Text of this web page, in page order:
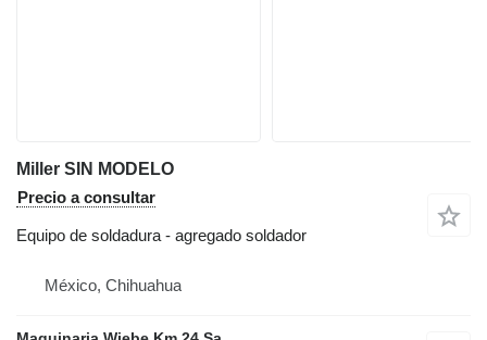
Miller SIN MODELO
Precio a consultar
Equipo de soldadura - agregado soldador
México, Chihuahua